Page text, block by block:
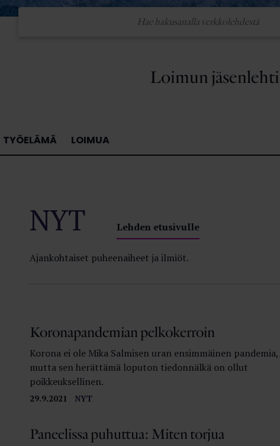
Loimun jäsenlehti
TYÖELÄMÄ LOIMUA
NYT Lehden etusivulle
Ajankohtaiset puheenaiheet ja ilmiöt.
29.9.2021 NYT
Koronapandemian pelkokerroin
Korona ei ole Mika Salmisen uran ensimmäinen pandemia,
mutta sen herättämä loputon tiedonnälkä on ollut
poikkeuksellinen.
Paneelissa puhuttua: Miten torjua